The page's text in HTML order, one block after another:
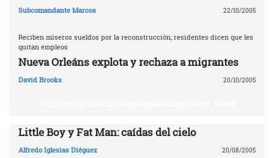
Subcomandante Marcos 22/10/2005
Reciben míseros sueldos por la reconstrucción; residentes dicen que les
quitan empleos
Nueva Orleáns explota y rechaza a migrantes
David Brooks 20/10/2005
Little Boy y Fat Man: caídas del cielo
Alfredo Iglesias Diéguez 20/08/2005